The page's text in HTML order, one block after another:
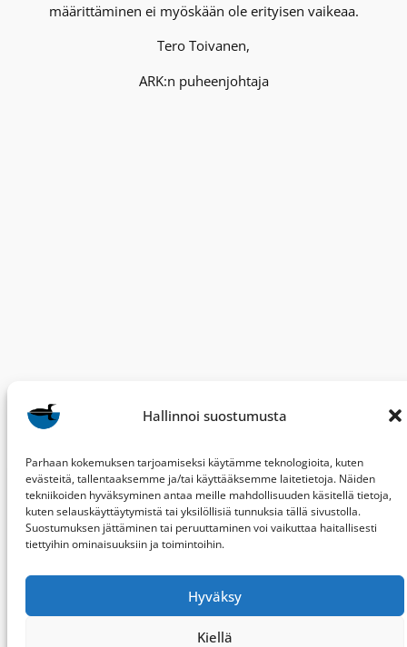
Hallinnoi suostumusta
Parhaan kokemuksen tarjoamiseksi käytämme teknologioita, kuten
evästeitä, tallentaaksemme ja/tai käyttääksemme laitetietoja. Näiden
tekniikoiden hyväksyminen antaa meille mahdollisuuden käsitellä tietoja,
kuten selauskäyttäytymistä tai yksilöllisiä tunnuksia tällä sivustolla.
Suostumuksen jättäminen tai peruuttaminen voi vaikuttaa haitallisesti
tiettyihin ominaisuuksiin ja toimintoihin.
Hyväksy
Kiellä
määrittäminen ei myöskään ole erityisen vaikeaa.
Tero Toivanen,
ARK:n puheenjohtaja
BirdLife Keski-Suomi
PL 287